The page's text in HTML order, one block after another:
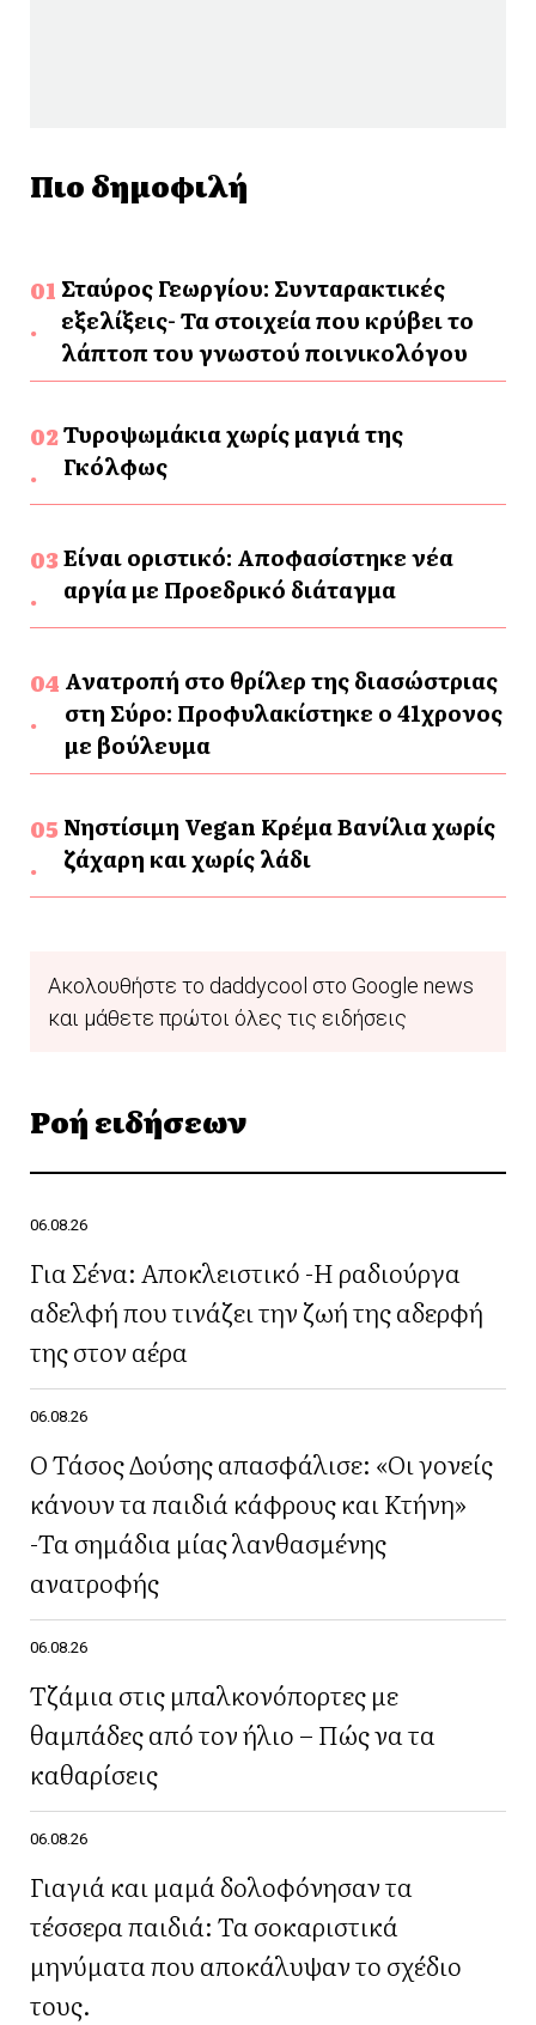
Πιο δημοφιλή
Σταύρος Γεωργίου: Συνταρακτικές
εξελίξεις- Τα στοιχεία που κρύβει το
λάπτοπ του γνωστού ποινικολόγου
Τυροψωμάκια χωρίς μαγιά της
Γκόλφως
Είναι οριστικό: Αποφασίστηκε νέα
αργία με Προεδρικό διάταγμα
Ανατροπή στο θρίλερ της διασώστριας
στη Σύρο: Προφυλακίστηκε ο 41χρονος
με βούλευμα
Νηστίσιμη Vegan Κρέμα Βανίλια χωρίς
ζάχαρη και χωρίς λάδι
Ακολουθήστε το daddycool στο Google news
και μάθετε πρώτοι όλες τις ειδήσεις
Ροή ειδήσεων
06.08.26
Για Σένα: Αποκλειστικό -Η ραδιούργα
αδελφή που τινάζει την ζωή της αδερφή
της στον αέρα
06.08.26
Ο Τάσος Δούσης απασφάλισε: «Οι γονείς
κάνουν τα παιδιά κάφρους και Κτήνη»
-Τα σημάδια μίας λανθασμένης
ανατροφής
06.08.26
Τζάμια στις μπαλκονόπορτες με
θαμπάδες από τον ήλιο – Πώς να τα
καθαρίσεις
06.08.26
Γιαγιά και μαμά δολοφόνησαν τα
τέσσερα παιδιά: Τα σοκαριστικά
μηνύματα που αποκάλυψαν το σχέδιο
τους.